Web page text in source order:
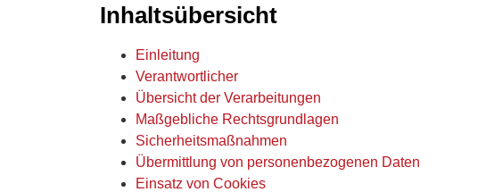
Inhaltsübersicht
Einleitung
Verantwortlicher
Übersicht der Verarbeitungen
Maßgebliche Rechtsgrundlagen
Sicherheitsmaßnahmen
Übermittlung von personenbezogenen Daten
Einsatz von Cookies